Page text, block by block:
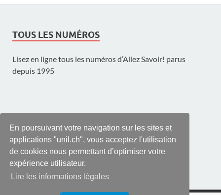
En poursuivant votre navigation sur les sites et
applications "unil.ch", vous acceptez l'utilisation
de cookies nous permettant d’optimiser votre
expérience utilisateur.
Lire les informations légales
TOUS LES NUMÉROS
Lisez en ligne tous les numéros d’Allez Savoir! parus
depuis 1995